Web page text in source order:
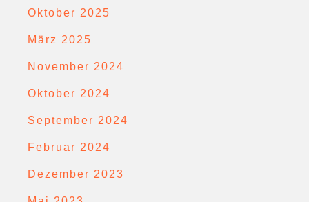
Oktober 2025
März 2025
November 2024
Oktober 2024
September 2024
Februar 2024
Dezember 2023